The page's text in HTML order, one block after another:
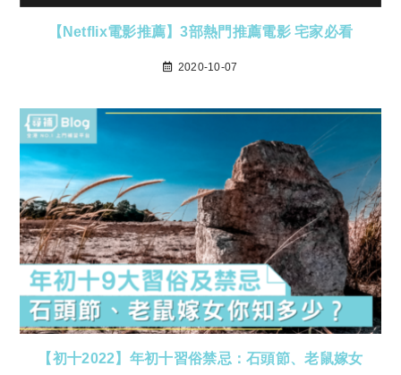
【Netflix電影推薦】3部熱門推薦電影 宅家必看
2020-10-07
【初十2022】年初十習俗禁忌：石頭節、老鼠嫁女